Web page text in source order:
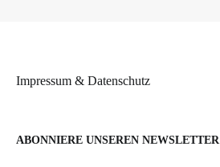
Impressum & Datenschutz
ABONNIERE UNSEREN NEWSLETTER